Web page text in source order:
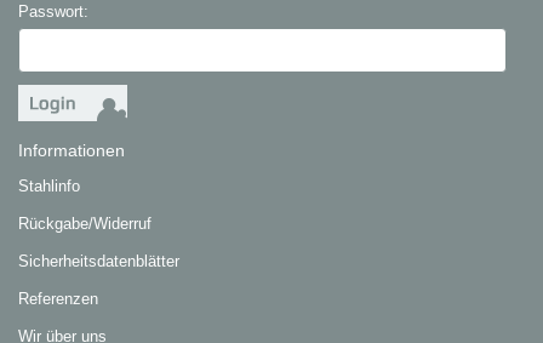
Passwort:
Informationen
Stahlinfo
Rückgabe/Widerruf
Sicherheitsdatenblätter
Referenzen
Wir über uns